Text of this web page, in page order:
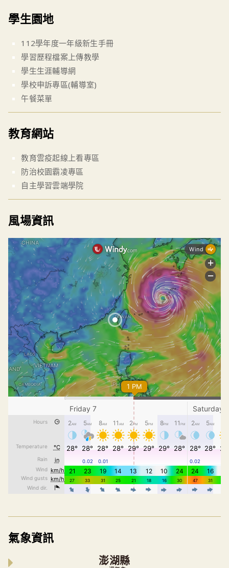
學生園地
112學年度一年級新生手冊
學習歷程檔案上傳教學
學生生涯輔導網
學校申訴專區(輔導室)
午餐菜單
教育網站
教育雲疫起線上看專區
防治校園霸凌專區
自主學習雲端學院
風場資訊
氣象資訊
澎湖縣